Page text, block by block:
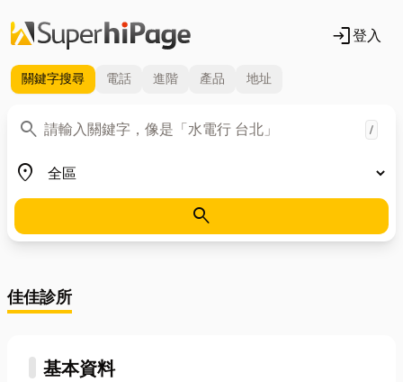
login登入
關鍵字搜尋 電話 進階 產品 地址
search
關鍵字 /
place
地區
search
佳佳診所
基本資料